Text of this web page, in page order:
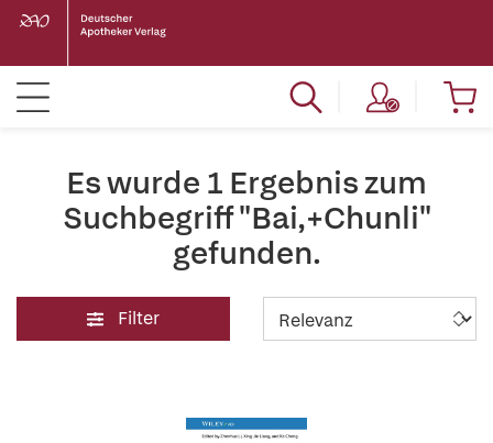
Es wurde 1 Ergebnis zum
Suchbegriff "Bai,+Chunli"
gefunden.
Filter